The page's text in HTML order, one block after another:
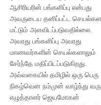
ஆசிரியரின் பங்களிப்பு என்பது
அவருடைய தனிப்பட்ட
மட்டும் அளவிடப்படுவதில்லை.
அவரது பங்களிப்பு அவரது
மாணவர்களின் செயல்களாலும்
சேர்ந்தே மதிப்பிடப்படுகிறது.
அவ்வகையில் தமிழில் ஒரு பெரு
நிகழ்வென நம்முன் வாழ்ந்து
எழுத்தாளர் ஜெயமோகன்